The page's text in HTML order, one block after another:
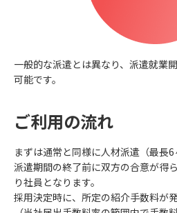
一般的な派遣とは異なり、派遣就業
可能です。
ご利用の流れ
まずは通常と同様に人材派遣（最長6
派遣期間の終了前に双方の合意が得
り社員となります。
採用決定時に、所定の紹介手数料が発